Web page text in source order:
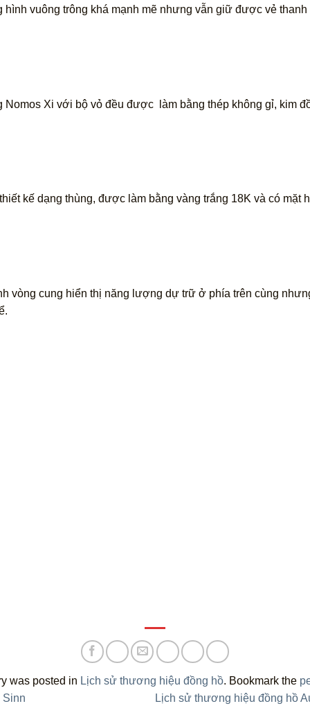
hình vuông trông khá mạnh mẽ nhưng vẫn giữ được vẻ thanh
Nomos Xi với bộ vỏ đều được làm bằng thép không gỉ, kim
kế dạng thùng, được làm bằng vàng trắng 18K và có mặt
vòng cung hiển thị năng lượng dự trữ ở phía trên cùng
was posted in Lịch sử thương hiệu đồng hồ. Bookmark the
Lịch sử thương hiệu đồng hồ